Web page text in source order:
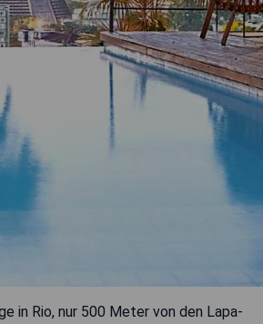
in Rio, nur 500 Meter von den Lapa-